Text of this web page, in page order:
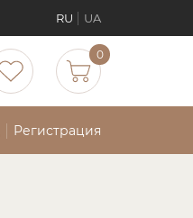
RU UA
0
Регистрация